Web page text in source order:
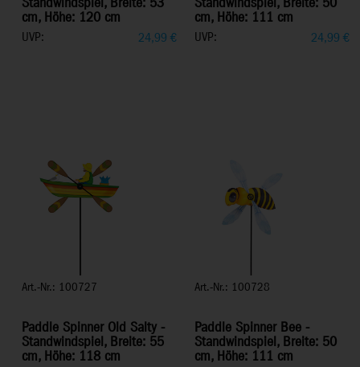
cm, Höhe: 120 cm
UVP: 24,99 €
cm, Höhe: 111 cm
UVP: 24,99 €
Art.-Nr.: 100727
Paddle Spinner Old Salty -
Standwindspiel, Breite: 55
cm, Höhe: 118 cm
Art.-Nr.: 100728
Paddle Spinner Bee -
Standwindspiel, Breite: 50
cm, Höhe: 111 cm